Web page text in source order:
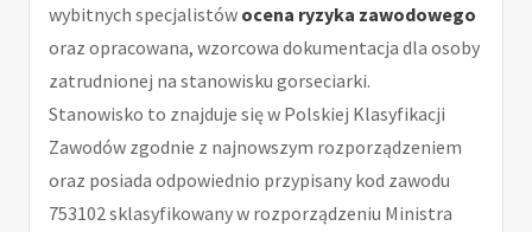
wybitnych specjalistów ocena ryzyka zawodowego
oraz opracowana, wzorcowa dokumentacja dla osoby
zatrudnionej na stanowisku gorseciarki.
Stanowisko to znajduje się w Polskiej Klasyfikacji
Zawodów zgodnie z najnowszym rozporządzeniem
oraz posiada odpowiednio przypisany kod zawodu
753102 sklasyfikowany w rozporządzeniu Ministra